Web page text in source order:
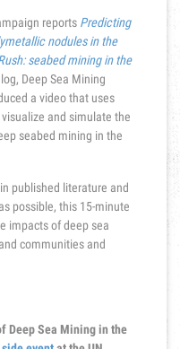
reports Predicting
nodules in the
seabed mining in the
Deep Sea Mining
a video that uses
and simulate the
seabed mining in the
published literature and
possible, this 15-minute
impacts of deep sea
communities and
Deep Sea Mining in the